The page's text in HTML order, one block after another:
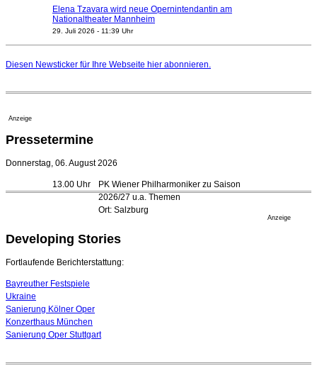
Elena Tzavara wird neue Opernintendantin am
Nationaltheater Mannheim
29. Juli 2026 - 11:39 Uhr
geht 2027
Kammerorchester Heilbronn: Chefdirigent Risto Joost
Opernhäuser gedenken vertriebener jüdischer
Ensemblemitglieder
Festspiele
17. Juli 2026 - 18:03 Uhr
16. Juli 2026 - 22:49 Uhr
Quatuor Ebène wird mit Bremer Musikfest-Preis
04. August 2026 - 13:30 Uhr
Diesen Newsticker für Ihre Webseite hier abonnieren.
Anzeige
Pressetermine
Donnerstag, 06. August 2026
13.00 Uhr
PK Wiener Philharmoniker zu Saison
2026/27 u.a. Themen
Ort: Salzburg
Anzeige
Developing Stories
Fortlaufende Berichterstattung:
Bayreuther Festspiele
Ukraine
Sanierung Kölner Oper
Konzerthaus München
Sanierung Oper Stuttgart